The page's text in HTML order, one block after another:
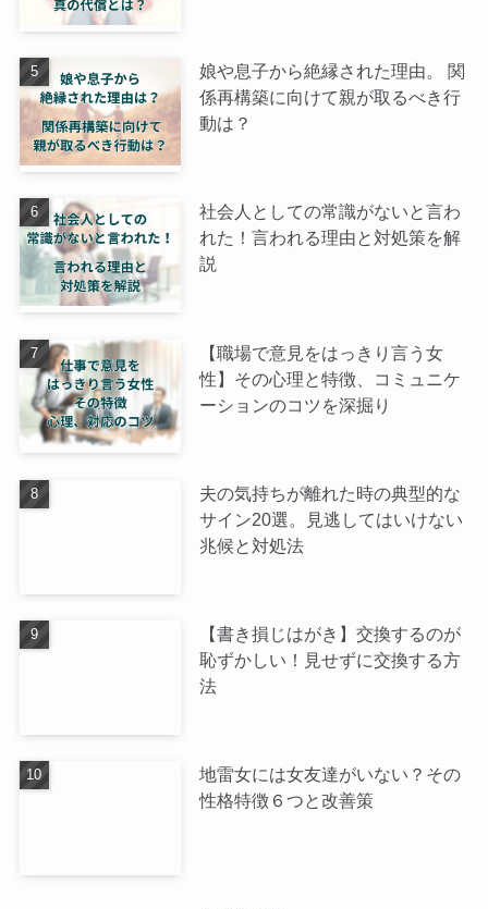
娘や息子から絶縁された理由。 関
係再構築に向けて親が取るべき行
動は？
社会人としての常識がないと言わ
れた！言われる理由と対処策を解
説
【職場で意見をはっきり言う女
性】その心理と特徴、コミュニケ
ーションのコツを深掘り
夫の気持ちが離れた時の典型的な
サイン20選。見逃してはいけない
兆候と対処法
【書き損じはがき】交換するのが
恥ずかしい！見せずに交換する方
法
地雷女には女友達がいない？その
性格特徴６つと改善策